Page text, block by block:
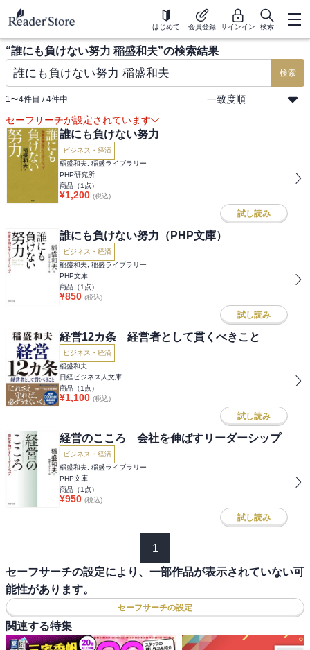
はじめて 会員登録 サインイン 検索
“誰にも負けない努力 稲盛和夫”の検索結果
検索
1〜4件目 / 4件中
一致度順
セーフサーチが設定されています
誰にも負けない努力
ビジネス・経済
稲盛和夫, 稲盛ライブラリー
PHP研究所
商品（1 点）
¥1,200 (税込)
試し読み
誰にも負けない努力（PHP文庫）
ビジネス・経済
稲盛和夫, 稲盛ライブラリー
PHP文庫
商品（1 点）
¥850 (税込)
試し読み
経営12カ条 経営者として貫くべきこと
ビジネス・経済
稲盛和夫
日経ビジネス人文庫
商品（1 点）
¥1,100 (税込)
試し読み
経営のこころ 会社を伸ばすリーダーシップ
ビジネス・経済
稲盛和夫, 稲盛ライブラリー
PHP文庫
商品（1 点）
¥950 (税込)
試し読み
1
セーフサーチの設定により、一部作品が表示されていない可
能性があります。
セーフサーチの設定
関連する特集